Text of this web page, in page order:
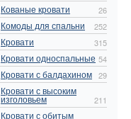
Кованые кровати 26
Комоды для спальни 252
Кровати 315
Кровати односпальные 54
Кровати с балдахином 29
Кровати с высоким
изголовьем 211
Кровати с обитым